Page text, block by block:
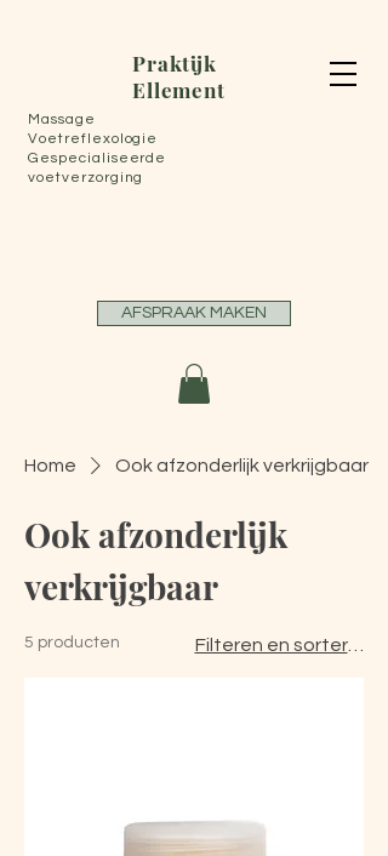
AFSPRAAK MAKEN
Praktijk
Ellement
Massage
Voetreflexologie
Gespecialiseerde
voetverzorging
Home Ook afzonderlijk verkrijgbaar
Ook afzonderlijk
verkrijgbaar
5 producten Filteren en sorteren